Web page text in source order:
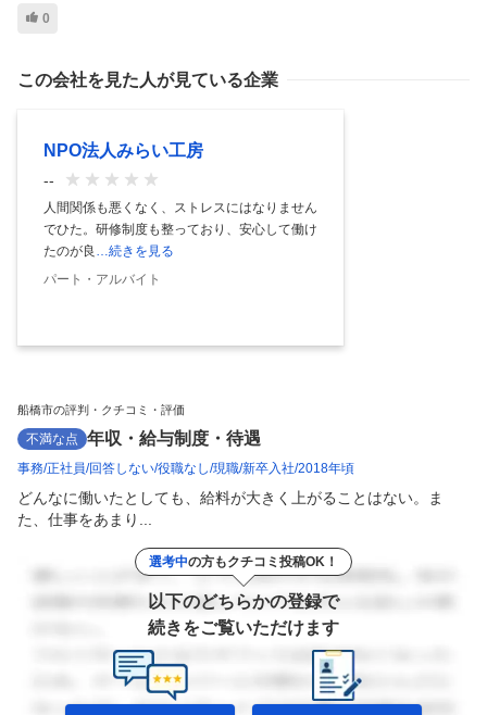
0
この会社を見た人が見ている企業
NPO法人みらい工房
--
人間関係も悪くなく、ストレスにはなりません
でひた。研修制度も整っており、安心して働け
たのが良
…続きを見る
パート・アルバイト
船橋市の評判・クチコミ・評価
不満な点 年収・給与制度・待遇
事務 正社員 回答しない 役職なし 現職 新卒入社 2018年頃
どんなに働いたとしても、給料が大きく上がることはない。ま
た、仕事をあまり...
選考中の方もクチコミ投稿OK！
以下のどちらかの登録で
続きをご覧いただけます